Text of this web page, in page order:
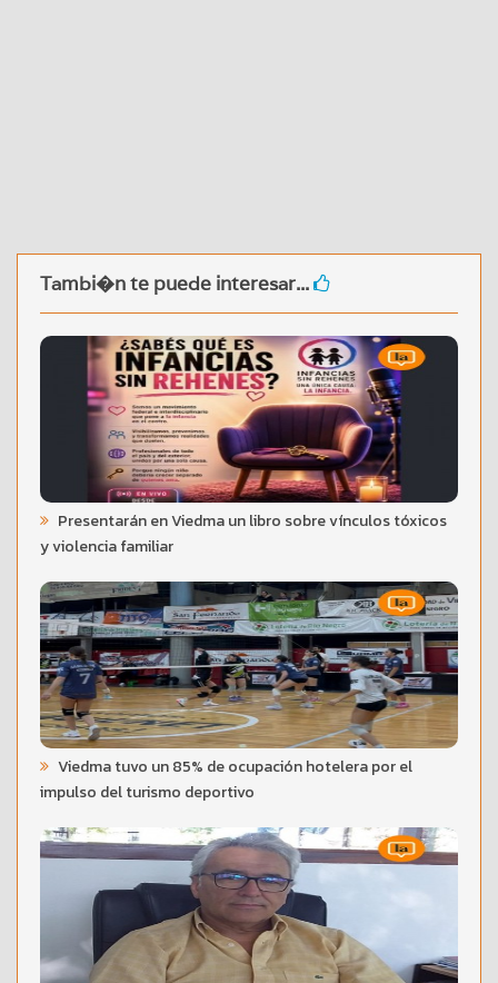
Tambi�n te puede interesar...
Presentarán en Viedma un libro sobre vínculos tóxicos
y violencia familiar
Viedma tuvo un 85% de ocupación hotelera por el
impulso del turismo deportivo